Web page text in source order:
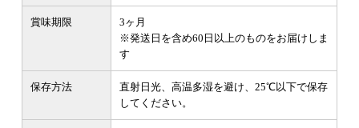
賞味期限
3ヶ月
※発送日を含め60日以上のものをお届けしま
す
保存方法
直射日光、高温多湿を避け、25℃以下で保存
してください。